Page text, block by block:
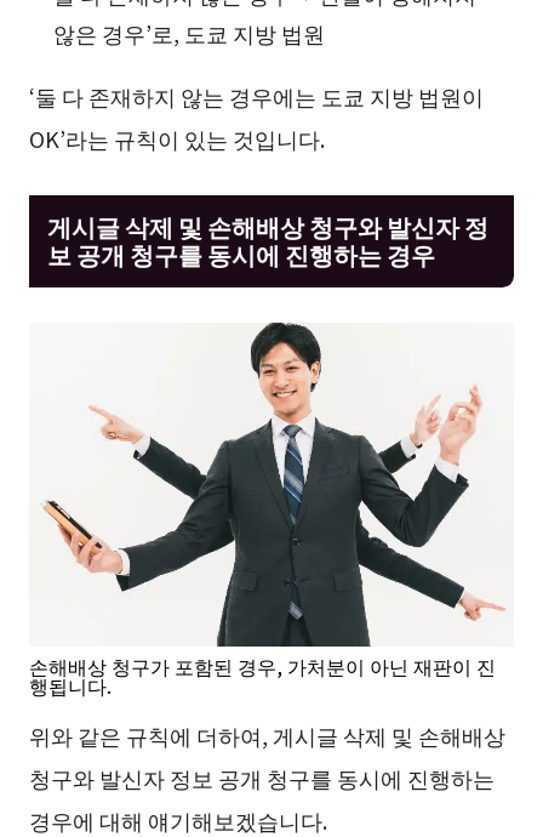
않은 경우’로, 도쿄 지방 법원
‘둘 다 존재하지 않는 경우에는 도쿄 지방 법원이
OK’라는 규칙이 있는 것입니다.
게시글 삭제 및 손해배상 청구와 발신자 정
보 공개 청구를 동시에 진행하는 경우
손해배상 청구가 포함된 경우, 가처분이 아닌 재판이 진
행됩니다.
위와 같은 규칙에 더하여, 게시글 삭제 및 손해배상
청구와 발신자 정보 공개 청구를 동시에 진행하는
경우에 대해 얘기해보겠습니다.